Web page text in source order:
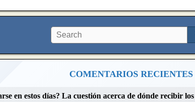
COMENTARIOS RECIENTES
en estos días? La cuestión acerca de dónde recibir